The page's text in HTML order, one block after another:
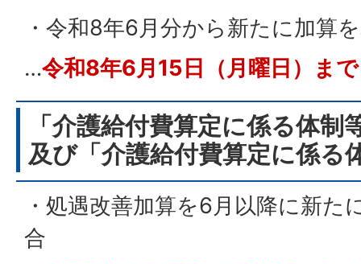
・令和8年6月分から新たに加算
…令和8年6月15日（月曜日）まで
「介護給付費算定に係る体制
及び「介護給付費算定に係る
・処遇改善加算を6月以降に新た
合